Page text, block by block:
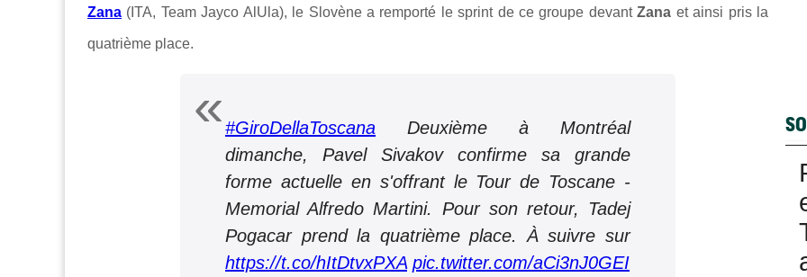
Zana (ITA, Team Jayco AlUla), le Slovène a remporté le sprint de ce groupe devantZana et ainsi pris la
quatrième place.
#GiroDellaToscana Deuxième à Montréal
dimanche, Pavel Sivakov confirme sa grande
forme actuelle en s'offrant le Tour de Toscane -
Memorial Alfredo Martini. Pour son retour, Tadej
Pogacar prend la quatrième place. À suivre sur
https://t.co/hItDtvxPXA pic.twitter.com/aCi3nJ0GEI